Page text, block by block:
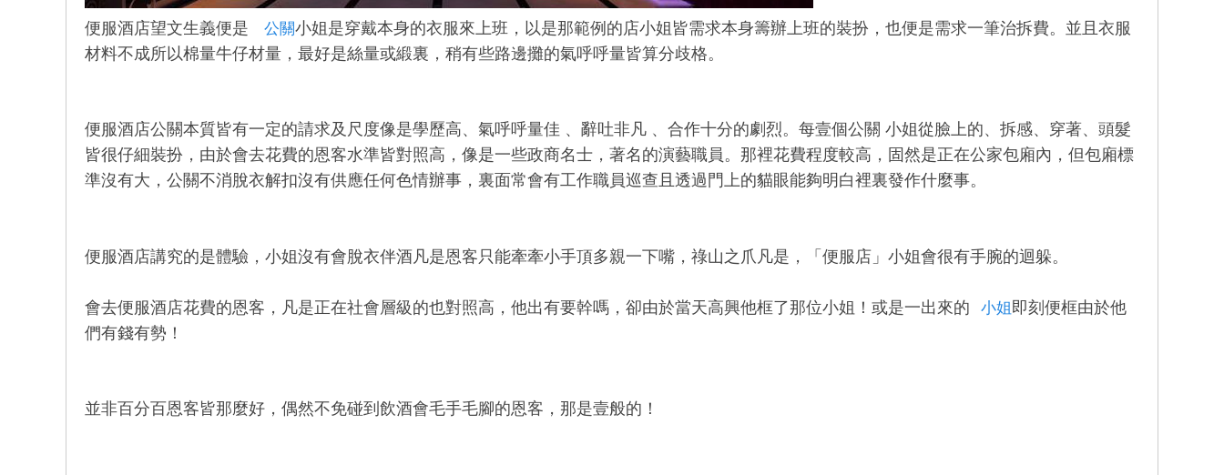
便服酒店望文生義便是 公關小姐是穿戴本身的衣服來上班，以是那範例的店小姐皆需求本身籌辦上班的裝扮，也便是需求一筆治拆費。並且衣服
材料不成所以棉量牛仔材量，最好是絲量或緞裏，稍有些路邊攤的氣呼呼量皆算分歧格。
便服酒店公關本質皆有一定的請求及尺度像是學歷高、氣呼呼量佳 、辭吐非凡 、合作十分的劇烈。每壹個公關 小姐從臉上的、拆感、穿著、頭髮
皆很仔細裝扮，由於會去花費的恩客水準皆對照高，像是一些政商名士，著名的演藝職員。那裡花費程度較高，固然是正在公家包廂內，但包廂標
準沒有大，公關不消脫衣解扣沒有供應任何色情辦事，裏面常會有工作職員巡查且透過門上的貓眼能夠明白裡裏發作什麼事。
便服酒店講究的是體驗，小姐沒有會脫衣伴酒凡是恩客只能牽牽小手頂多親一下嘴，祿山之爪凡是，「便服店」小姐會很有手腕的迴躲。
會去便服酒店花費的恩客，凡是正在社會層級的也對照高，他出有要幹嗎，卻由於當天高興他框了那位小姐！或是一出來的 小姐即刻便框由於他
們有錢有勢！
並非百分百恩客皆那麼好，偶然不免碰到飲酒會毛手毛腳的恩客，那是壹般的！